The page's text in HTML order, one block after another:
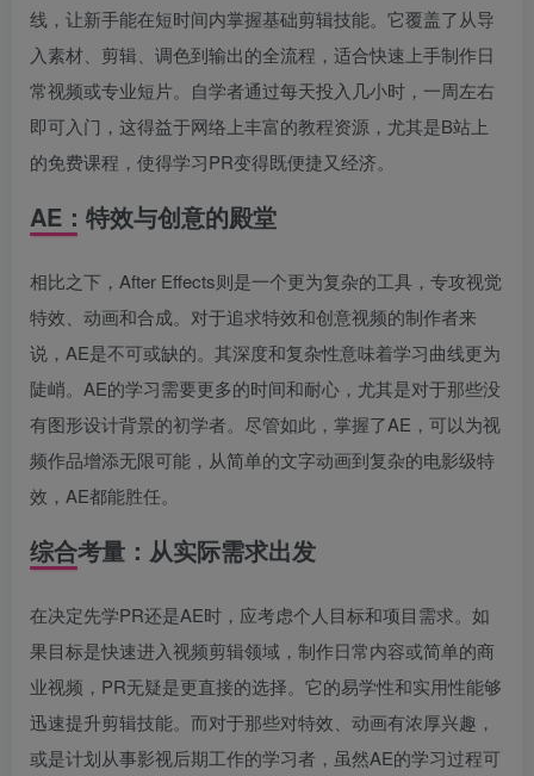
线，让新手能在短时间内掌握基础剪辑技能。它覆盖了从导
入素材、剪辑、调色到输出的全流程，适合快速上手制作日
常视频或专业短片。自学者通过每天投入几小时，一周左右
即可入门，这得益于网络上丰富的教程资源，尤其是B站上
的免费课程，使得学习PR变得既便捷又经济。
AE：特效与创意的殿堂
相比之下，After Effects则是一个更为复杂的工具，专攻视觉
特效、动画和合成。对于追求特效和创意视频的制作者来
说，AE是不可或缺的。其深度和复杂性意味着学习曲线更为
陡峭。AE的学习需要更多的时间和耐心，尤其是对于那些没
有图形设计背景的初学者。尽管如此，掌握了AE，可以为视
频作品增添无限可能，从简单的文字动画到复杂的电影级特
效，AE都能胜任。
综合考量：从实际需求出发
在决定先学PR还是AE时，应考虑个人目标和项目需求。如
果目标是快速进入视频剪辑领域，制作日常内容或简单的商
业视频，PR无疑是更直接的选择。它的易学性和实用性能够
迅速提升剪辑技能。而对于那些对特效、动画有浓厚兴趣，
或是计划从事影视后期工作的学习者，虽然AE的学习过程可